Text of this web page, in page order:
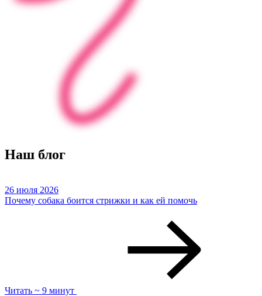
Наш блог
26 июля 2026
Почему собака боится стрижки и как ей помочь
Читать ~ 9 минут